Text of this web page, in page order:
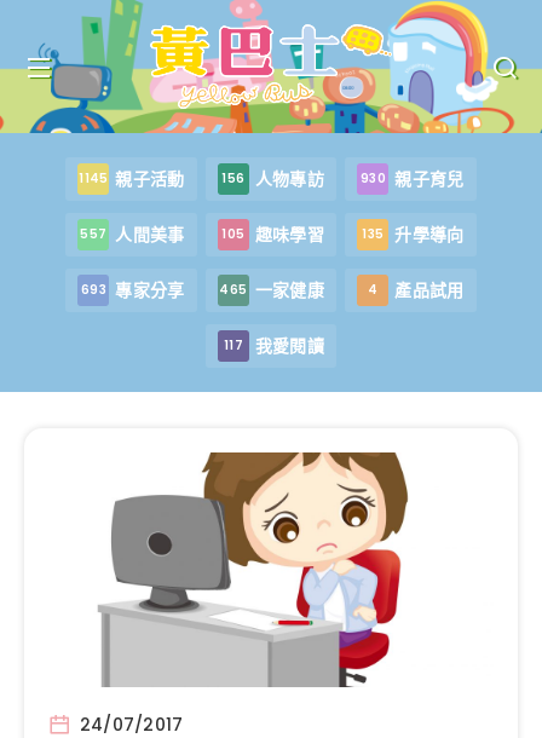
1145 親子活動 156 人物專訪 930 親子育兒
557 人間美事 105 趣味學習 135 升學導向
693 專家分享 465 一家健康 4 產品試用
117 我愛閱讀
24/07/2017